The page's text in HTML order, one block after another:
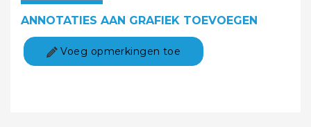
ANNOTATIES AAN GRAFIEK TOEVOEGEN
Voeg opmerkingen toe